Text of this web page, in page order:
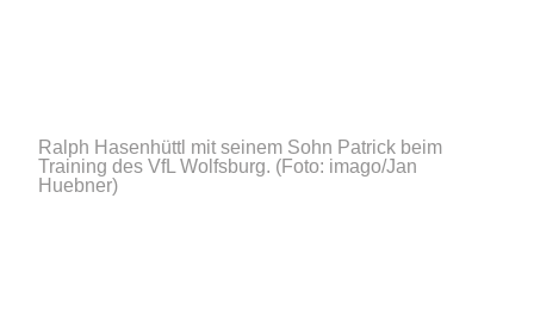
Ralph Hasenhüttl mit seinem Sohn Patrick beim
Training des VfL Wolfsburg. (Foto: imago/Jan
Huebner)